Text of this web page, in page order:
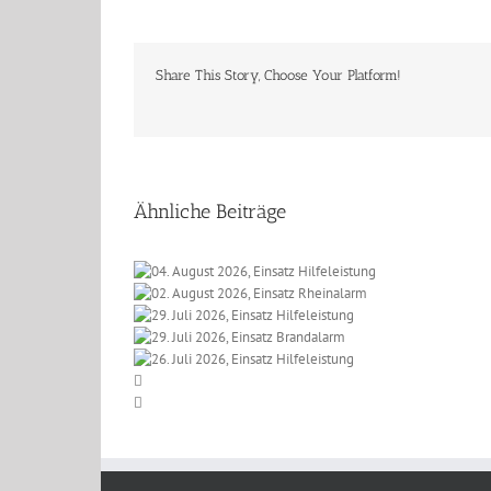
Share This Story, Choose Your Platform!
Ähnliche Beiträge